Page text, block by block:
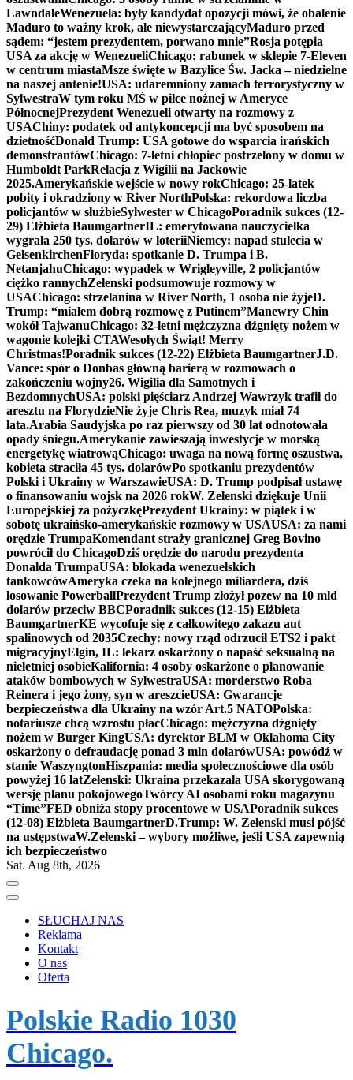
LawndaleWenezuela: były kandydat opozycji mówi, że obalenie
Maduro to ważny krok, ale niewystarczającyMaduro przed
sądem: “jestem prezydentem, porwano mnie”Rosja potępia
USA za akcję w WenezueliChicago: rabunek w sklepie 7-Eleven
w centrum miastaMsze święte w Bazylice Św. Jacka – niedzielne
na naszej antenie!USA: udaremniony zamach terrorystyczny w
SylwestraW tym roku MŚ w piłce nożnej w Ameryce
PółnocnejPrezydent Wenezueli otwarty na rozmowy z
USAChiny: podatek od antykoncepcji ma być sposobem na
dzietnośćDonald Trump: USA gotowe do wsparcia irańskich
demonstrantówChicago: 7-letni chłopiec postrzelony w domu w
Humboldt ParkRelacja z Wigilii na Jackowie
2025.Amerykańskie wejście w nowy rokChicago: 25-latek
pobity i okradziony w River NorthPolska: rekordowa liczba
policjantów w służbieSylwester w ChicagoPoradnik sukces (12-
29) Elżbieta BaumgartnerIL: emerytowana nauczycielka
wygrała 250 tys. dolarów w loteriiNiemcy: napad stulecia w
GelsenkirchenFloryda: spotkanie D. Trumpa i B.
NetanjahuChicago: wypadek w Wrigleyville, 2 policjantów
ciężko rannychZełenski podsumowuje rozmowy w
USAChicago: strzelanina w River North, 1 osoba nie żyjeD.
Trump: “miałem dobrą rozmowę z Putinem”Manewry Chin
wokół TajwanuChicago: 32-letni mężczyzna dźgnięty nożem w
wagonie kolejki CTAWesołych Świąt! Merry
Christmas!Poradnik sukces (12-22) Elżbieta BaumgartnerJ.D.
Vance: spór o Donbas główną barierą w rozmowach o
zakończeniu wojny26. Wigilia dla Samotnych i
BezdomnychUSA: polski pięściarz Andrzej Wawrzyk trafił do
aresztu na FlorydzieNie żyje Chris Rea, muzyk miał 74
lata.Arabia Saudyjska po raz pierwszy od 30 lat odnotowała
opady śniegu.Amerykanie zawieszają inwestycje w morską
energetykę wiatrowąChicago: uwaga na nową formę oszustwa,
kobieta straciła 45 tys. dolarówPo spotkaniu prezydentów
Polski i Ukrainy w WarszawieUSA: D. Trump podpisał ustawę
o finansowaniu wojsk na 2026 rokW. Zełenski dziękuje Unii
Europejskiej za pożyczkęPrezydent Ukrainy: w piątek i w
sobotę ukraińsko-amerykańskie rozmowy w USAUSA: za nami
orędzie TrumpaKomendant straży granicznej Greg Bovino
powrócił do ChicagoDziś orędzie do narodu prezydenta
Donalda TrumpaUSA: blokada wenezuelskich
tankowcówAmeryka czeka na kolejnego miliardera, dziś
losowanie PowerballPrezydent Trump złożył pozew na 10 mld
dolarów przeciw BBCPoradnik sukces (12-15) Elżbieta
BaumgartnerKE wycofuje się z całkowitego zakazu aut
spalinowych od 2035Czechy: nowy rząd odrzucił ETS2 i pakt
migracyjnyElgin, IL: lekarz oskarżony o napaść seksualną na
nieletniej osobieKalifornia: 4 osoby oskarżone o planowanie
ataków bombowych w SylwestraUSA: morderstwo Roba
Reinera i jego żony, syn w areszcieUSA: Gwarancje
bezpieczeństwa dla Ukrainy na wzór Art.5 NATOPolska:
notariusze chcą wzrostu płacChicago: mężczyzna dźgnięty
nożem w Burger KingUSA: dyrektor BLM w Oklahoma City
oskarżony o defraudację ponad 3 mln dolarówUSA: powódź w
stanie WaszyngtonHiszpania: media społecznościowe dla osób
powyżej 16 latZełenski: Ukraina przekazała USA skorygowaną
wersję planu pokojowegoTwórcy AI osobami roku magazynu
“Time”FED obniża stopy procentowe w USAPoradnik sukces
(12-08) Elżbieta BaumgartnerD.Trump: W. Zełenski musi pójść
na ustępstwaW.Zełenski – wybory możliwe, jeśli USA zapewnią
ich bezpieczeństwo
Sat. Aug 8th, 2026
SŁUCHAJ NAS
Reklama
Kontakt
O nas
Oferta
Polskie Radio 1030
Chicago.